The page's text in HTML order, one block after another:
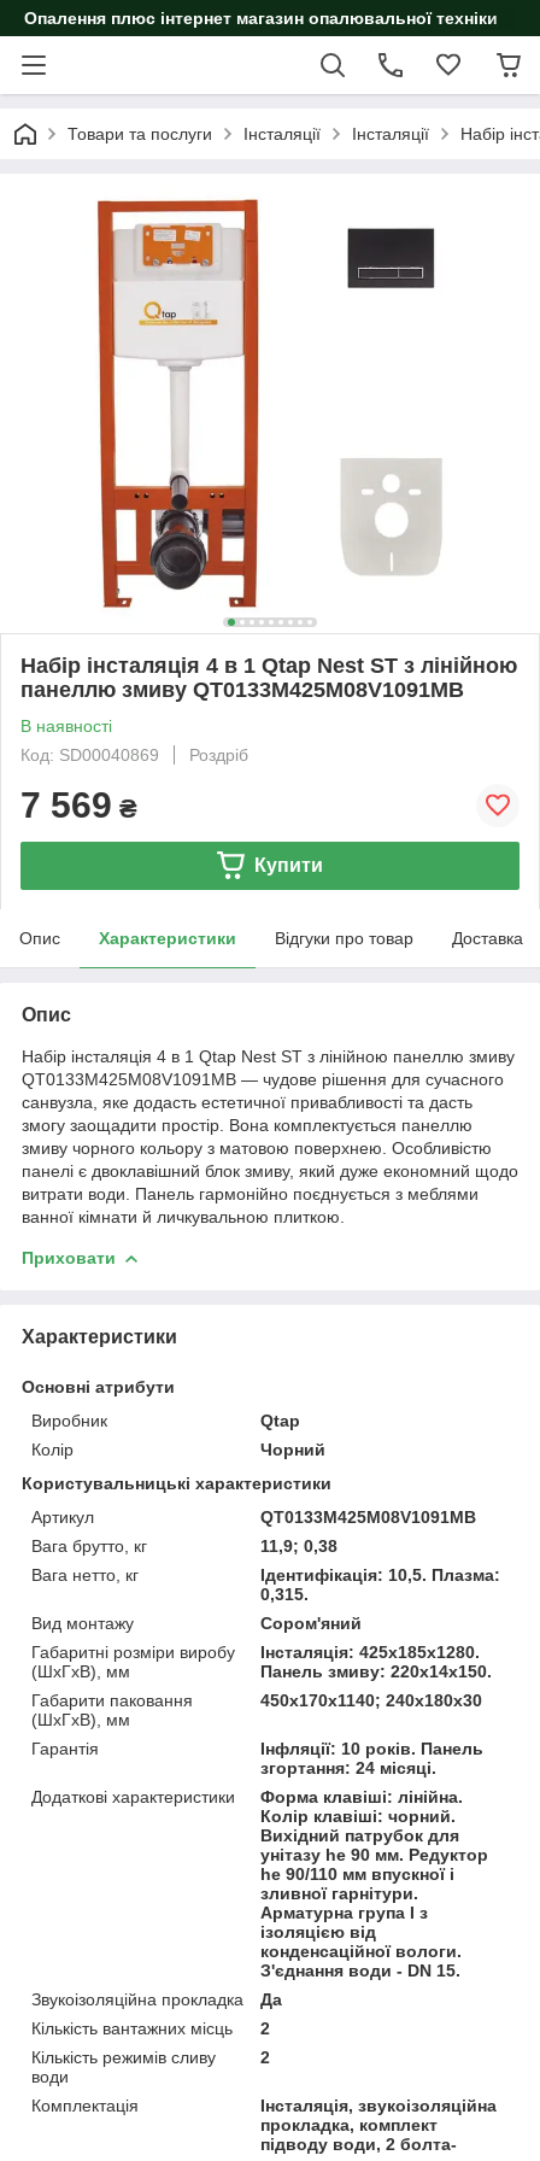
Опалення плюс інтернет магазин опалювальної техніки
Товари та послуги Інсталяції Інсталяції Набір
Набір інсталяція 4 в 1 Qtap Nest ST з лінійною
панеллю змиву QT0133M425M08V1091MB
В наявності
Код: SD00040869
Роздріб
7 569 ₴
Купити
Опис Характеристики Відгуки про товар Доставка
Опис
Набір інсталяція 4 в 1 Qtap Nest ST з лінійною панеллю змиву
QT0133M425M08V1091MB — чудове рішення для сучасного
санвузла, яке додасть естетичної привабливості та дасть
змогу заощадити простір. Вона комплектується панеллю
змиву чорного кольору з матовою поверхнею. Особливістю
панелі є двоклавішний блок змиву, який дуже економний щодо
витрати води. Панель гармонійно поєднується з меблями
ванної кімнати й личкувальною плиткою.
Приховати
Характеристики
Основні атрибути
Виробник
Qtap
Колір
Чорний
Користувальницькі характеристики
Артикул
QT0133M425M08V1091MB
Вага брутто, кг
11,9; 0,38
Вага нетто, кг
Ідентифікація: 10,5. Плазма:
0,315.
Вид монтажу
Сором'яний
Габаритні розміри виробу
(ШхГхВ), мм
Інсталяція: 425х185х1280.
Панель змиву: 220х14х150.
Габарити паковання
(ШхГхВ), мм
450х170х1140; 240х180х30
Гарантія
Інфляції: 10 років. Панель
згортання: 24 місяці.
Додаткові характеристики
Форма клавіші: лінійна.
Колір клавіші: чорний.
Вихідний патрубок для
унітазу he 90 мм. Редуктор
he 90/110 мм впускної і
зливної гарнітури.
Арматурна група I з
ізоляцією від
конденсаційної вологи.
З'єднання води - DN 15.
Звукоізоляційна прокладка
Да
Кількість вантажних місць
2
Кількість режимів сливу
води
2
Комплектація
Інсталяція, звукоізоляційна
прокладка, комплект
підводу води, 2 болта-